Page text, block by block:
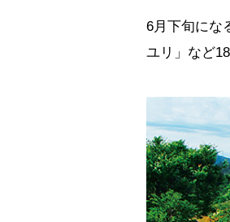
6月下旬にな
ユリ」など